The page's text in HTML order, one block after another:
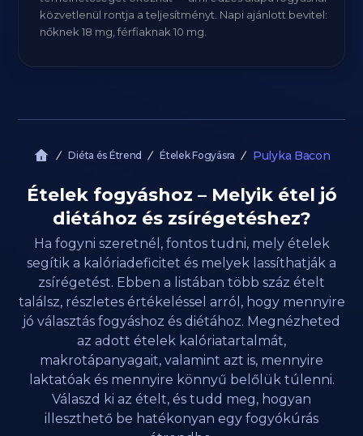
közvetlenül rontja a teljesítményt. Napi ajánlott bevitel:
nőknek 18 mg, férfiaknak 10 mg.
Diéta és Étrend Ételek Fogyásra Pulyka Bacon
Ételek fogyáshoz – Melyik étel jó
diétához és zsírégetéshez?
Ha fogyni szeretnél, fontos tudni, mely ételek
segítik a kalóriadeficitet és melyek lassíthatják a
zsírégetést. Ebben a listában több száz ételt
találsz, részletes értékeléssel arról, hogy mennyire
jó választás fogyáshoz és diétához. Megnézheted
az adott ételek kalóriatartalmát,
makrotápanyagait, valamint azt is, mennyire
laktatóak és mennyire könnyű belőlük túlenni.
Válaszd ki az ételt, és tudd meg, hogyan
illeszthető be hatékonyan egy fogyókúrás